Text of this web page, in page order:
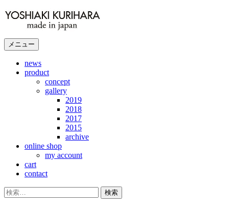
ン
ン
ツ
メニュー
news
product
concept
gallery
2019
2018
2017
2015
archive
online shop
my account
cart
contact
検